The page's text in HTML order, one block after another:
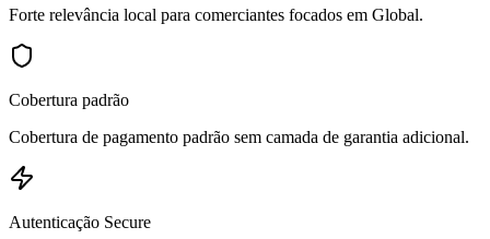
Forte relevância local para comerciantes focados em Global.
Cobertura padrão
Cobertura de pagamento padrão sem camada de garantia adicional.
Autenticação Secure